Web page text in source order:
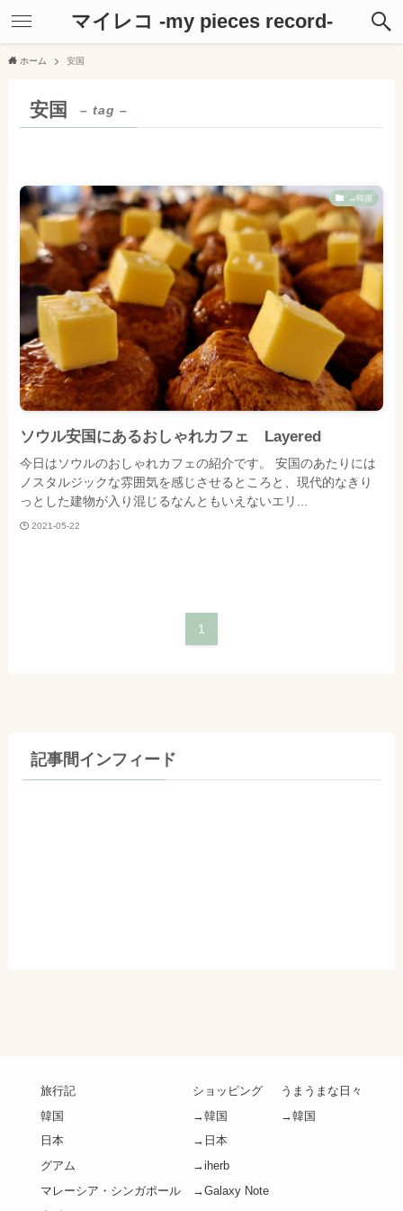
マイレコ -my pieces record-
ホーム 安国
安国 – tag –
→韓国
ソウル安国にあるおしゃれカフェ Layered
今日はソウルのおしゃれカフェの紹介です。 安国のあたりには
ノスタルジックな雰囲気を感じさせるところと、現代的なきり
っとした建物が入り混じるなんともいえないエリ...
2021-05-22
1
記事間インフィード
旅行記
韓国
日本
グアム
マレーシア・シンガポール
ショッピング
→韓国
→日本
→iherb
→Galaxy Note
うまうまな日々
→韓国